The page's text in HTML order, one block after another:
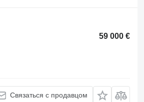
59 000 €
Связаться с продавцом